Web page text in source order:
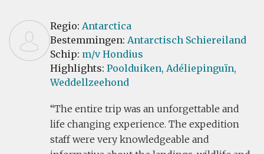
Regio: Antarctica
Bestemmingen: Antarctisch Schiereiland
Schip: m/v Hondius
Highlights: Poolduiken, Adéliepinguïn,
Weddellzeehond
The entire trip was an unforgettable and
life changing experience. The expedition
staff were very knowledgeable and